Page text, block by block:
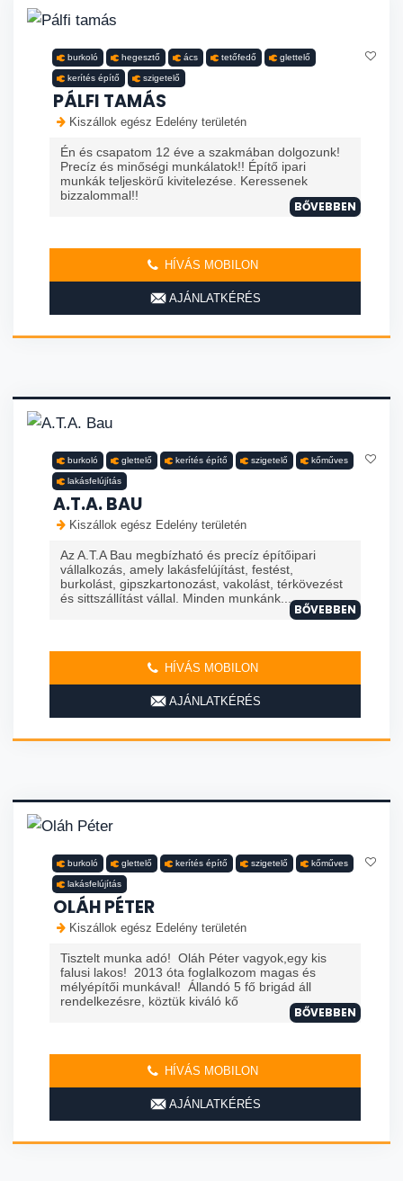
burkoló hegesztő ács tetőfedő glettelő
kerítés építő szigetelő
PÁLFI TAMÁS
Kiszállok egész Edelény területén
Én és csapatom 12 éve a szakmában dolgozunk!
Precíz és minőségi munkálatok!! Építő ipari
munkák teljeskörű kivitelezése. Keressenek
bizzalommal!!
BŐVEBBEN
HÍVÁS MOBILON
AJÁNLATKÉRÉS
burkoló glettelő kerítés építő szigetelő kőműves
lakásfelújítás
A.T.A. BAU
Kiszállok egész Edelény területén
Az A.T.A Bau megbízható és precíz építőipari
vállalkozás, amely lakásfelújítást, festést,
burkolást, gipszkartonozást, vakolást, térkövezést
és sittszállítást vállal. Minden munkánk...
BŐVEBBEN
HÍVÁS MOBILON
AJÁNLATKÉRÉS
burkoló glettelő kerítés építő szigetelő kőműves
lakásfelújítás
OLÁH PÉTER
Kiszállok egész Edelény területén
Tisztelt munka adó! Oláh Péter vagyok,egy kis
falusi lakos! 2013 óta foglalkozom magas és
mélyépítői munkával! Állandó 5 fő brigád áll
rendelkezésre, köztük kiváló kő
BŐVEBBEN
HÍVÁS MOBILON
AJÁNLATKÉRÉS